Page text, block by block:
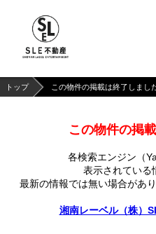
トップ この物件の掲載は終了しまし
この物件の掲
各検索エンジン（
表示されている
最新の情報では無い場合があり
湘南レーベル（株）